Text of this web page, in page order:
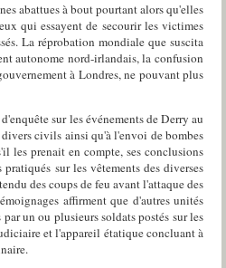
abattues à bout pourtant alors qu'elles
qui essayent de secourir les victimes
La réprobation mondiale que suscita
autonome nord-irlandais, la confusion
à Londres, ne pouvant plus
sur les événements de Derry au
civils ainsi qu'à l'envoi de bombes
les prenait en compte, ses conclusions
sur les vêtements des diverses
des coups de feu avant l'attaque des
affirment que d'autres unités
un ou plusieurs soldats postés sur les
et l'appareil étatique concluant à